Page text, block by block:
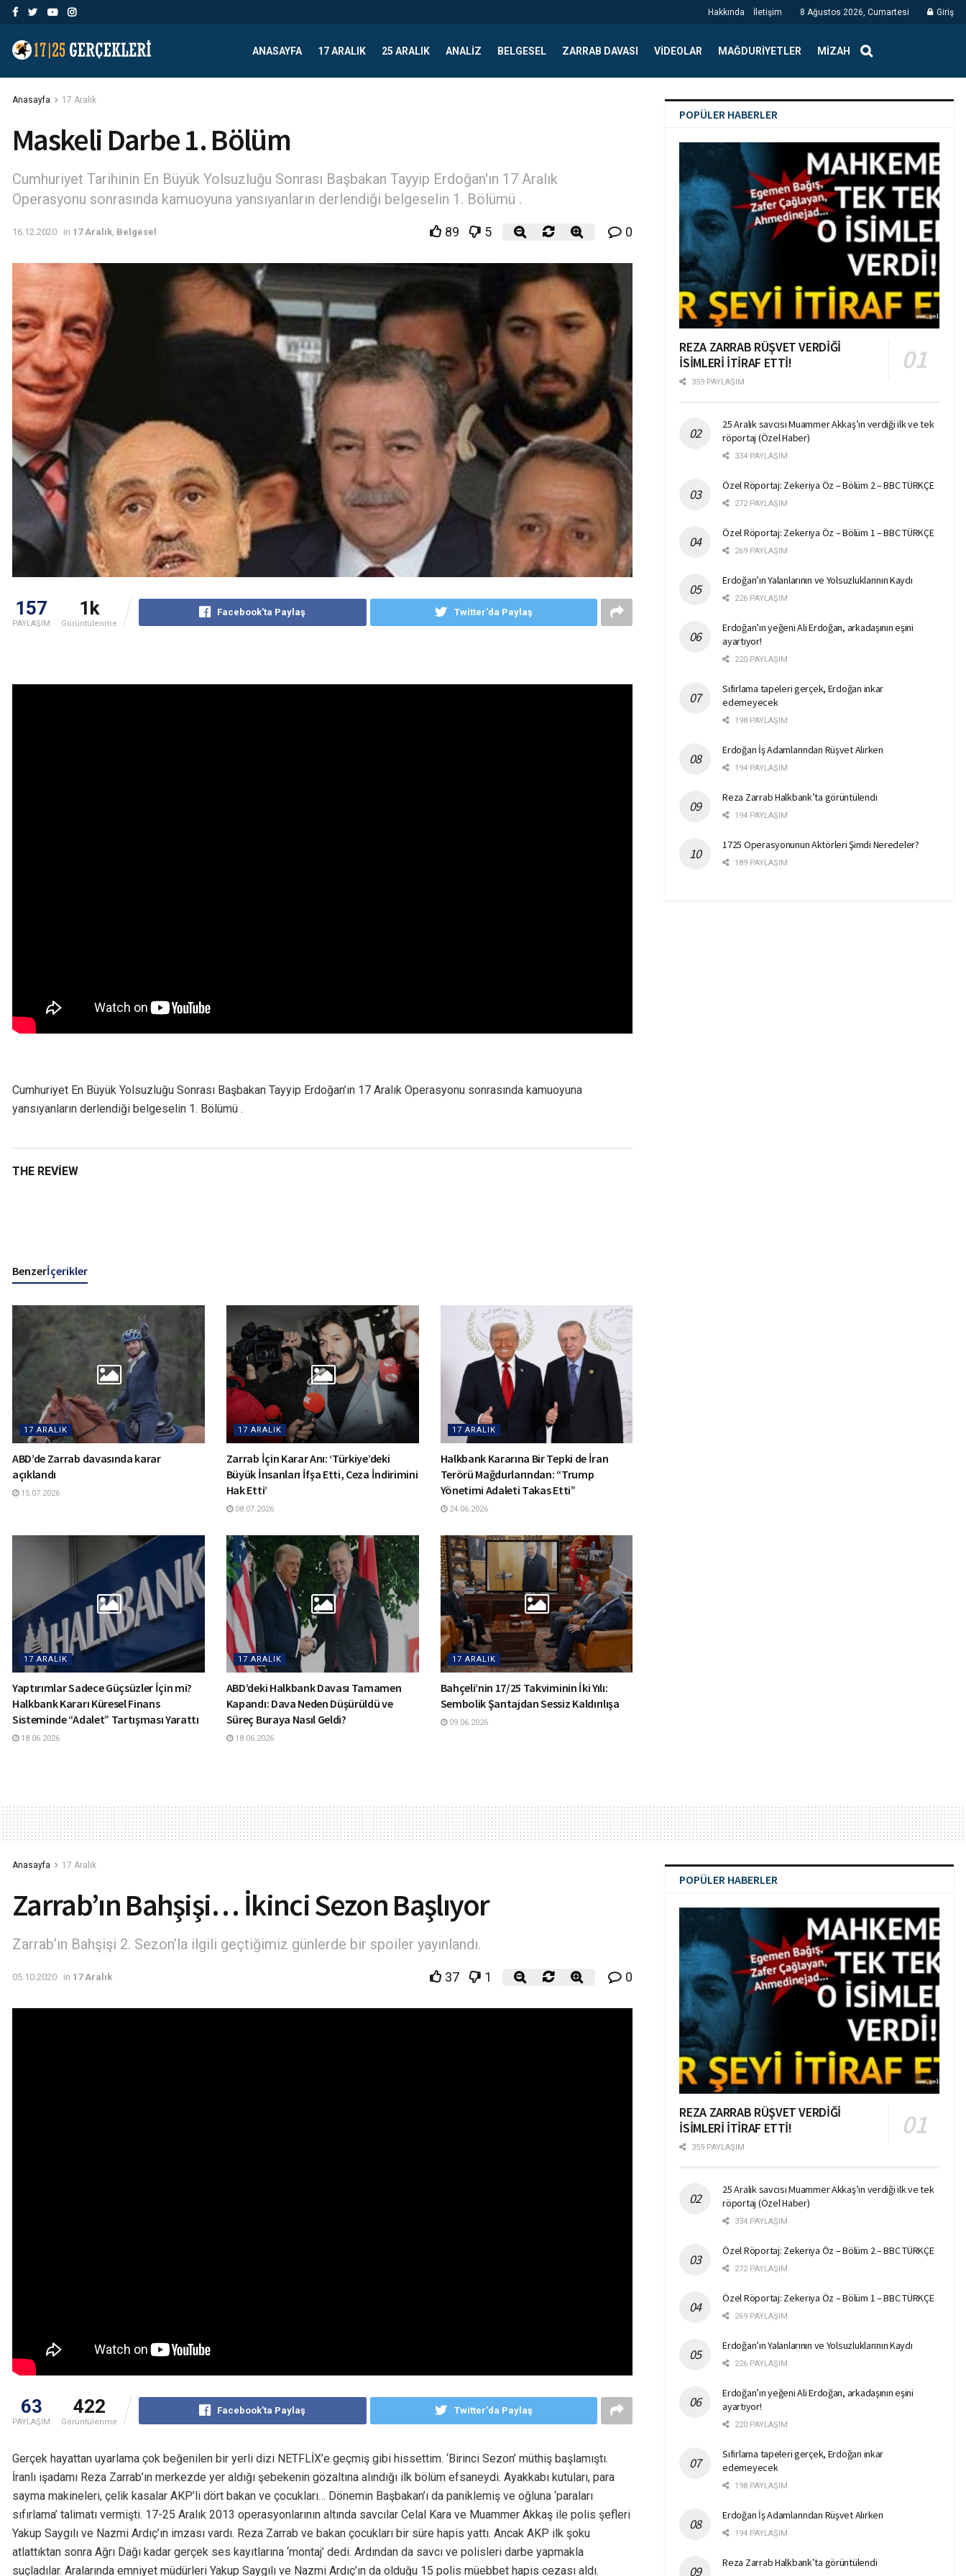
Hakkında İletişim 8 Ağustos 2026, Cumartesi Giriş
ANASAYFA 17 ARALIK 25 ARALIK ANALIZ BELGESEL ZARRAB DAVASI VIDEOLAR MAĞDURIYETLER MIZAH
Anasayfa 17 Aralık
Maskeli Darbe 1. Bölüm
Cumhuriyet Tarihinin En Büyük Yolsuzluğu Sonrası Başbakan Tayyip Erdoğan'ın 17 Aralık
Operasyonu sonrasında kamuoyuna yansıyanların derlendiği belgeselin 1. Bölümü .
16.12.2020 in 17 Aralık, Belgesel 89 5 0
157
PAYLAŞIM
1k
Görüntülenme
Facebook'ta Paylaş Twitter'da Paylaş
Cumhuriyet En Büyük Yolsuzluğu Sonrası Başbakan Tayyip Erdoğan’ın 17 Aralık Operasyonu sonrasında kamuoyuna
yansıyanların derlendiği belgeselin 1. Bölümü .
THE REVIEW
Benzerİçerikler
17 ARALIK
ABD’de Zarrab davasında karar
açıklandı
15.07.2026
17 ARALIK
Zarrab İçin Karar Anı: ‘Türkiye’deki
Büyük İnsanları İfşa Etti, Ceza İndirimini
Hak Etti’
08.07.2026
17 ARALIK
Halkbank Kararına Bir Tepki de İran
Terörü Mağdurlarından: “Trump
Yönetimi Adaleti Takas Etti”
24.06.2026
17 ARALIK
Yaptırımlar Sadece Güçsüzler İçin mi?
Halkbank Kararı Küresel Finans
Sisteminde “Adalet” Tartışması Yarattı
18.06.2026
17 ARALIK
ABD’deki Halkbank Davası Tamamen
Kapandı: Dava Neden Düşürüldü ve
Süreç Buraya Nasıl Geldi?
18.06.2026
17 ARALIK
Bahçeli’nin 17/25 Takviminin İki Yılı:
Sembolik Şantajdan Sessiz Kaldırılışa
09.06.2026
POPÜLER HABERLER
REZA ZARRAB RÜŞVET VERDİĞİ
İSİMLERİ İTİRAF ETTİ!
359 PAYLAŞIM
25 Aralık savcısı Muammer Akkaş’ın verdiği ilk ve tek
röportaj (Özel Haber)
334 PAYLAŞIM
Özel Röportaj: Zekeriya Öz – Bölüm 2 – BBC TÜRKÇE
272 PAYLAŞIM
Özel Röportaj: Zekeriya Öz – Bölüm 1 – BBC TÜRKÇE
269 PAYLAŞIM
Erdoğan’ın Yalanlarının ve Yolsuzluklarının Kaydı
226 PAYLAŞIM
Erdoğan’ın yeğeni Ali Erdoğan, arkadaşının eşini
ayartıyor!
220 PAYLAŞIM
Sıfırlama tapeleri gerçek, Erdoğan inkar
edemeyecek
198 PAYLAŞIM
Erdoğan İş Adamlarından Rüşvet Alırken
194 PAYLAŞIM
Reza Zarrab Halkbank’ta görüntülendi
194 PAYLAŞIM
1725 Operasyonunun Aktörleri Şimdi Neredeler?
189 PAYLAŞIM
Anasayfa 17 Aralık
Zarrab’ın Bahşişi… İkinci Sezon Başlıyor
Zarrab’ın Bahşişi 2. Sezon’la ilgili geçtiğimiz günlerde bir spoiler yayınlandı.
05.10.2020 in 17 Aralık 37 1 0
63
PAYLAŞIM
422
Görüntülenme
Facebook'ta Paylaş Twitter'da Paylaş
Gerçek hayattan uyarlama çok beğenilen bir yerli dizi NETFLİX’e geçmiş gibi hissettim. ‘Birinci Sezon’ müthiş başlamıştı.
İranlı işadamı Reza Zarrab’ın merkezde yer aldığı şebekenin gözaltına alındığı ilk bölüm efsaneydi. Ayakkabı kutuları, para
sayma makineleri, çelik kasalar AKP’li dört bakan ve çocukları… Dönemin Başbakan’ı da paniklemiş ve oğluna ‘paraları
sıfırlama’ talimatı vermişti. 17-25 Aralık 2013 operasyonlarının altında savcılar Celal Kara ve Muammer Akkaş ile polis şefleri
Yakup Saygılı ve Nazmi Ardıç’ın imzası vardı. Reza Zarrab ve bakan çocukları bir süre hapis yattı. Ancak AKP ilk şoku
atlattıktan sonra Ağrı Dağı kadar gerçek ses kayıtlarına ‘montaj’ dedi. Ardından da savcı ve polisleri darbe yapmakla
suçladılar. Aralarında emniyet müdürleri Yakup Saygılı ve Nazmi Ardıç’ın da olduğu 15 polis müebbet hapis cezası aldı.
POPÜLER HABERLER
REZA ZARRAB RÜŞVET VERDİĞİ
İSİMLERİ İTİRAF ETTİ!
359 PAYLAŞIM
25 Aralık savcısı Muammer Akkaş’ın verdiği ilk ve tek
röportaj (Özel Haber)
334 PAYLAŞIM
Özel Röportaj: Zekeriya Öz – Bölüm 2 – BBC TÜRKÇE
272 PAYLAŞIM
Özel Röportaj: Zekeriya Öz – Bölüm 1 – BBC TÜRKÇE
269 PAYLAŞIM
Erdoğan’ın Yalanlarının ve Yolsuzluklarının Kaydı
226 PAYLAŞIM
Erdoğan’ın yeğeni Ali Erdoğan, arkadaşının eşini
ayartıyor!
220 PAYLAŞIM
Sıfırlama tapeleri gerçek, Erdoğan inkar
edemeyecek
198 PAYLAŞIM
Erdoğan İş Adamlarından Rüşvet Alırken
194 PAYLAŞIM
Reza Zarrab Halkbank’ta görüntülendi